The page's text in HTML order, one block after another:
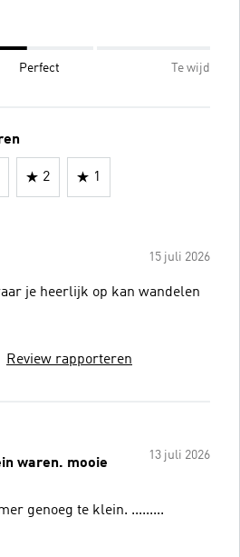
Perfect Te wijd
2 1
15 juli 2026
je heerlijk op kan wandelen
Review rapporteren
13 juli 2026
waren. mooie
jammer genoeg te klein. .........